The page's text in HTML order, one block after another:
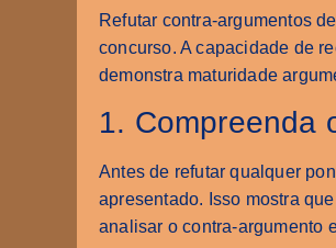
Refutar contra-argumentos
concurso. A capacidade de
demonstra maturidade
1. Compreenda
Antes de refutar qualquer
apresentado. Isso mostra
analisar o contra-argumento